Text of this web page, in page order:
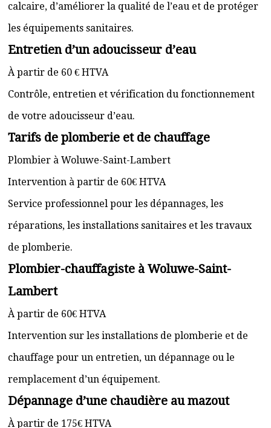
calcaire, d’améliorer la qualité de l’eau et de protéger
les équipements sanitaires.
Entretien d’un adoucisseur d’eau
À partir de 60 € HTVA
Contrôle, entretien et vérification du fonctionnement
de votre adoucisseur d’eau.
Tarifs de plomberie et de chauffage
Plombier à Woluwe-Saint-Lambert
Intervention à partir de 60€ HTVA
Service professionnel pour les dépannages, les
réparations, les installations sanitaires et les travaux
de plomberie.
Plombier-chauffagiste à Woluwe-Saint-
Lambert
À partir de 60€ HTVA
Intervention sur les installations de plomberie et de
chauffage pour un entretien, un dépannage ou le
remplacement d’un équipement.
Dépannage d’une chaudière au mazout
À partir de 175€ HTVA